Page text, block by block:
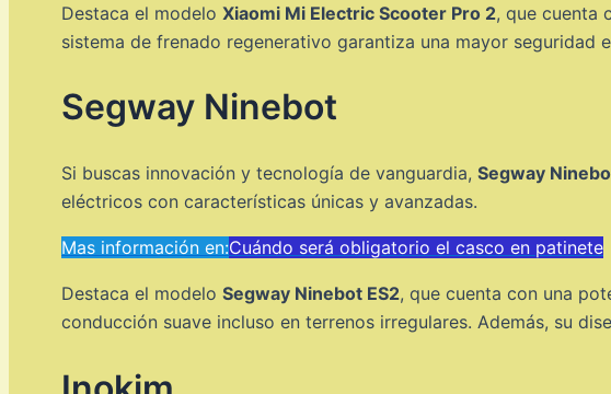
Destaca el modelo Xiaomi Mi Electric Scooter Pro 2, que cuenta
sistema de frenado regenerativo garantiza una mayor seguridad
Segway Ninebot
Si buscas innovación y tecnología de vanguardia, Segway
eléctricos con características únicas y avanzadas.
Mas información en:Cuándo será obligatorio el casco en patinete
Destaca el modelo Segway Ninebot ES2, que cuenta con una
conducción suave incluso en terrenos irregulares. Además, su